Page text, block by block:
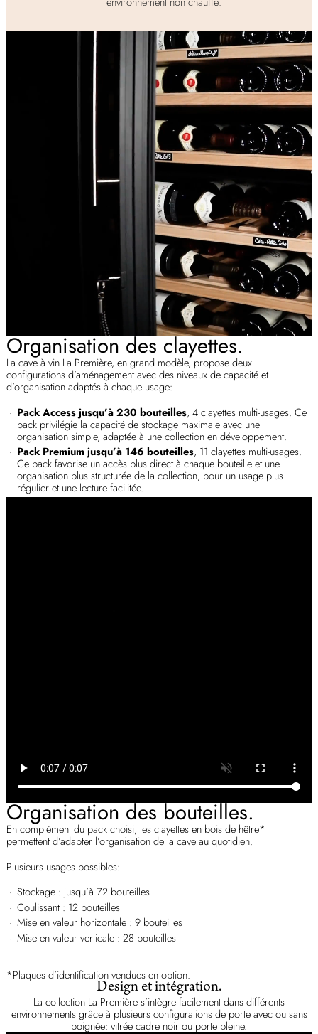
Organisation des clayettes.
La cave à vin La Première, en grand modèle, propose deux
configurations d’aménagement avec des niveaux de capacité et
d’organisation adaptés à chaque usage:
Pack Access jusqu’à 230 bouteilles, 4 clayettes multi-usages. Ce
pack privilégie la capacité de stockage maximale avec une
organisation simple, adaptée à une collection en développement.
Pack Premium jusqu’à 146 bouteilles, 11 clayettes multi-usages.
Ce pack favorise un accès plus direct à chaque bouteille et une
organisation plus structurée de la collection, pour un usage plus
régulier et une lecture facilitée.
Organisation des bouteilles.
En complément du pack choisi, les clayettes en bois de hêtre*
permettent d’adapter l’organisation de la cave au quotidien.
Plusieurs usages possibles:
Stockage : jusqu’à 72 bouteilles
Coulissant : 12 bouteilles
Mise en valeur horizontale : 9 bouteilles
Mise en valeur verticale : 28 bouteilles
*Plaques d’identification vendues en option.
Design et intégration.
La collection La Première s’intègre facilement dans différents
environnements grâce à plusieurs configurations de porte avec ou sans
poignée: vitrée cadre noir ou porte pleine.